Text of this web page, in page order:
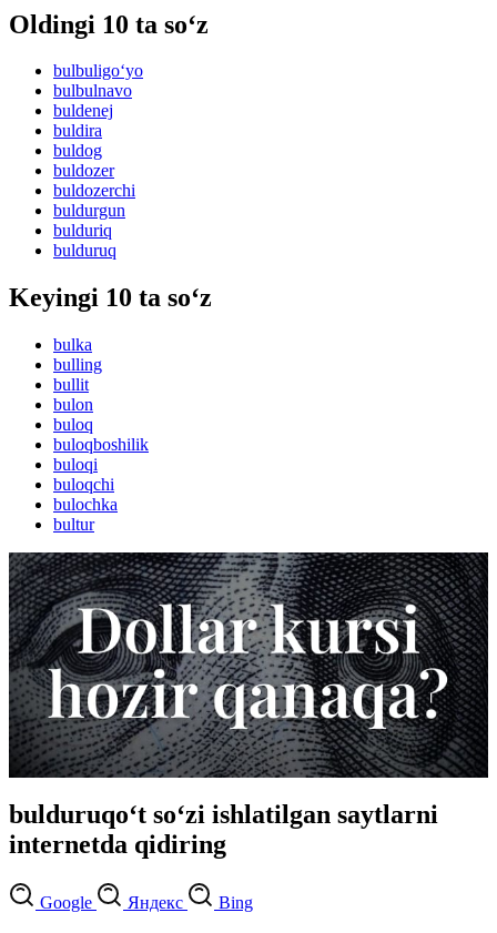
Oldingi 10 ta so‘z
bulbuligo‘yo
bulbulnavo
buldenej
buldira
buldog
buldozer
buldozerchi
buldurgun
bulduriq
bulduruq
Keyingi 10 ta so‘z
bulka
bulling
bullit
bulon
buloq
buloqboshilik
buloqi
buloqchi
bulochka
bultur
bulduruqo‘t so‘zi ishlatilgan saytlarni
internetda qidiring
Google Яндекс Bing